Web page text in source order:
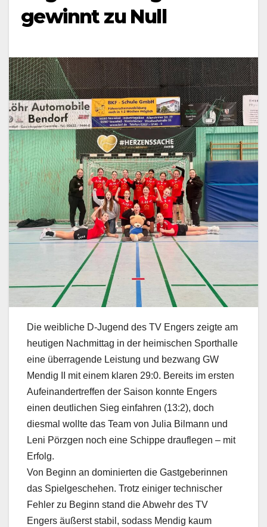
gewinnt zu Null
Die weibliche D-Jugend des TV Engers zeigte am
heutigen Nachmittag in der heimischen Sporthalle
eine überragende Leistung und bezwang GW
Mendig II mit einem klaren 29:0. Bereits im ersten
Aufeinandertreffen der Saison konnte Engers
einen deutlichen Sieg einfahren (13:2), doch
diesmal wollte das Team von Julia Bilmann und
Leni Pörzgen noch eine Schippe drauflegen – mit
Erfolg.
Von Beginn an dominierten die Gastgeberinnen
das Spielgeschehen. Trotz einiger technischer
Fehler zu Beginn stand die Abwehr des TV
Engers äußerst stabil, sodass Mendig kaum